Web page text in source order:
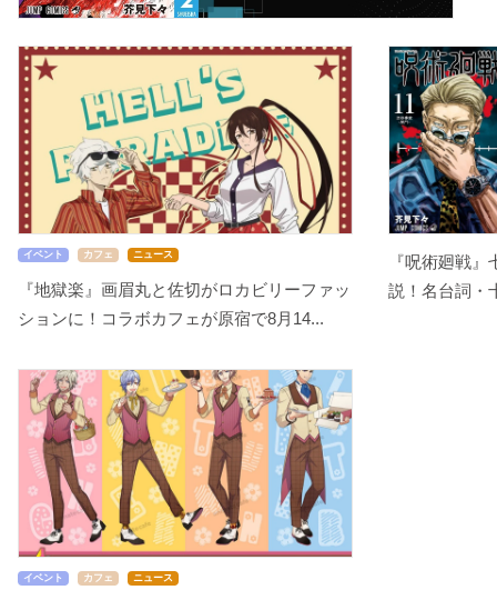
イベント カフェ ニュース
『地獄楽』画眉丸と佐切がロカビリーファッ
ションに！コラボカフェが原宿で8月14...
『呪術廻戦
説！名台詞・
イベント カフェ ニュース